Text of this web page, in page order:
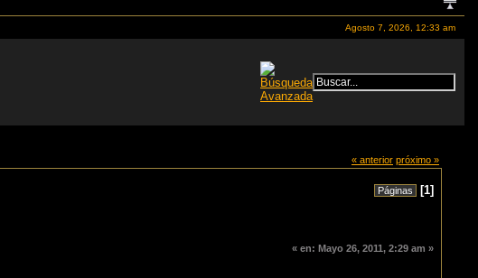
Agosto 7, 2026, 12:33 am
« anterior próximo »
Páginas [1]
« en: Mayo 26, 2011, 2:29 am »